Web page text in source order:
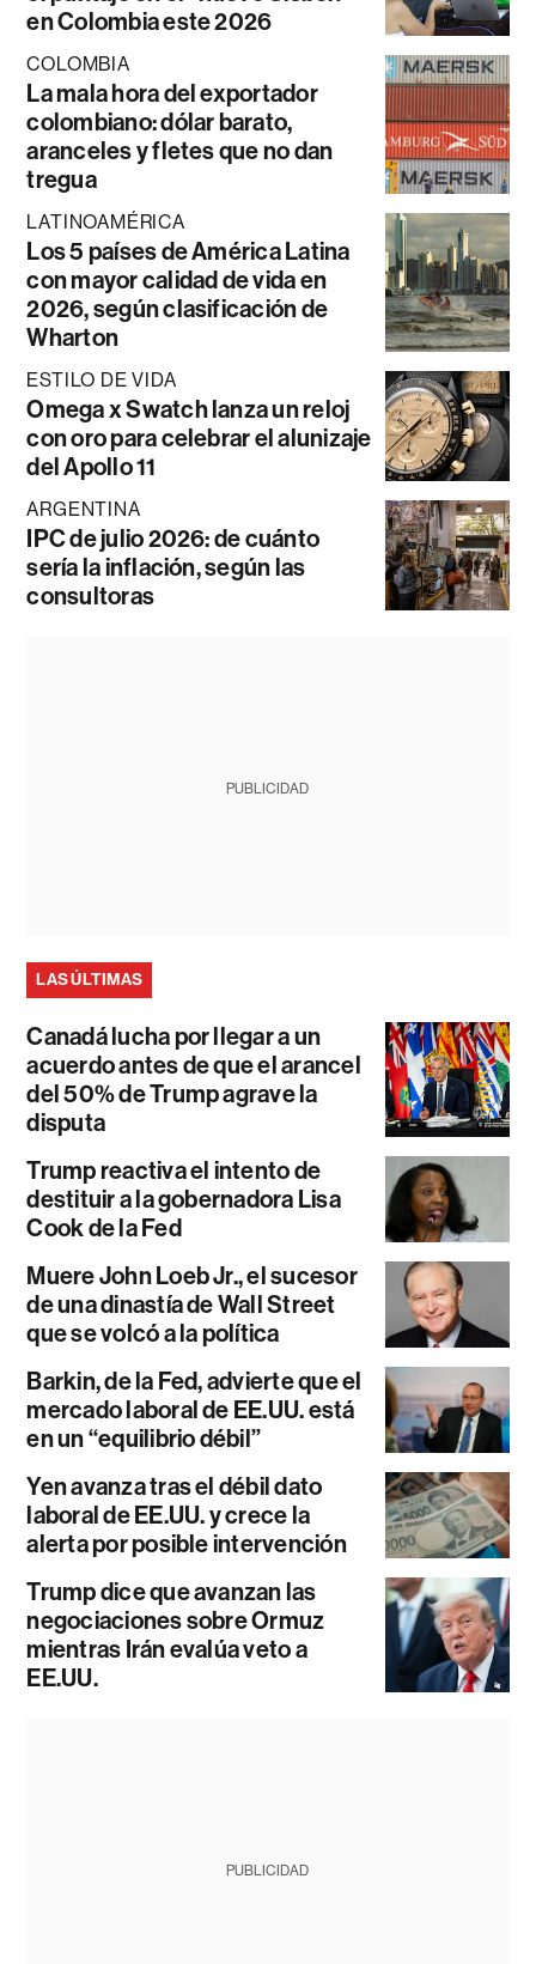
en Colombia este 2026
COLOMBIA
La mala hora del exportador
colombiano: dólar barato,
aranceles y fletes que no dan
tregua
LATINOAMÉRICA
Los 5 países de América Latina
con mayor calidad de vida en
2026, según clasificación de
Wharton
ESTILO DE VIDA
Omega x Swatch lanza un reloj
con oro para celebrar el alunizaje
del Apollo 11
ARGENTINA
IPC de julio 2026: de cuánto
sería la inflación, según las
consultoras
PUBLICIDAD
LAS ÚLTIMAS
Canadá lucha por llegar a un
acuerdo antes de que el arancel
del 50% de Trump agrave la
disputa
Trump reactiva el intento de
destituir a la gobernadora Lisa
Cook de la Fed
Muere John Loeb Jr., el sucesor
de una dinastía de Wall Street
que se volcó a la política
Barkin, de la Fed, advierte que el
mercado laboral de EE.UU. está
en un “equilibrio débil”
Yen avanza tras el débil dato
laboral de EE.UU. y crece la
alerta por posible intervención
Trump dice que avanzan las
negociaciones sobre Ormuz
mientras Irán evalúa veto a
EE.UU.
PUBLICIDAD